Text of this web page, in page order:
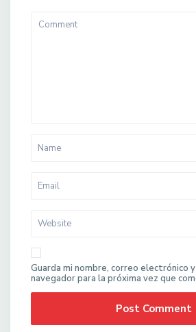
Guarda mi nombre, correo electrónico
navegador para la próxima vez que